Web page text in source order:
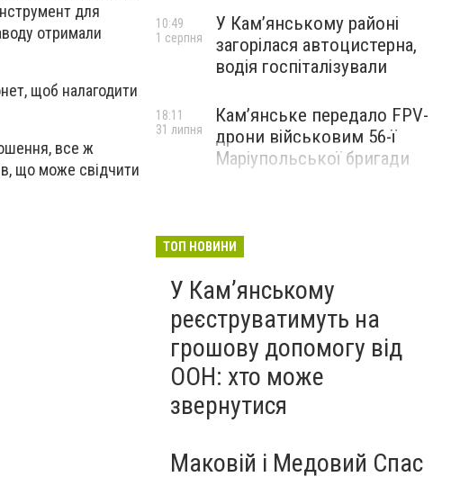
для
отримали
щоб налагодити
все ж
що може свідчити
У Кам’янському районі
загорілася автоцистерна,
водія госпіталізували
10:49
1 серпня
Кам’янське передало FPV-
дрони військовим 56-ї
Маріупольської бригади
18:11
31 липня
ТОП НОВИНИ
У Кам’янському
реєструватимуть на
грошову допомогу від
ООН: хто може
звернутися
Маковій і Медовий Спас